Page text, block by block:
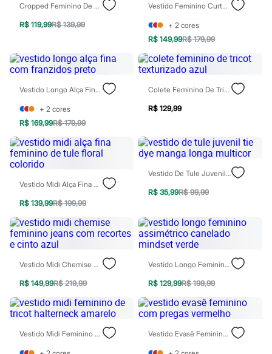
Acessórios
Recém-nascido
Bolsas e Mochilas
Calçados
Botas
Chinelos
Pantufas
Rasteirinhas
Sandálias
Tênis
Diversão
Marcas
Baby Club
Fifteen
Palomino
Calcinhas
Cuecas
Meias
Pijamas
Moda praia
Biquínis e Maiôs
Blusas de proteção
Sungas
Bluey
Disney
Homem Aranha
Minecraft
Cropped Feminino De Algodão Estampado Colorido
R$ 119,99R$ 139,99
Vestido Feminino Curto De Babados Frente Única Laranja
+ 2 cores
R$ 149,99R$ 179,99
Vestido Longo Alça Fina Com Franzidos Preto
+ 2 cores
R$ 169,99R$ 179,99
Colete Feminino De Tricot Texturizado Azul
R$ 129,99
Vestido Midi Alça Fina Feminino De Tule Floral Colorido
R$ 139,99R$ 199,99
Vestido De Tule Juvenil Tie Dye Manga Longa Multicor
R$ 35,99R$ 99,99
Vestido Midi Chemise Feminino Jeans Com Recortes E Cinto Azul
R$ 149,99R$ 219,99
Vestido Longo Feminino Assimétrico Canelado Mindset Verde
R$ 129,99R$ 199,99
Vestido Midi Feminino De Tricot Halterneck Amarelo Vestido Evasê Feminino Com Pregas Vermelho